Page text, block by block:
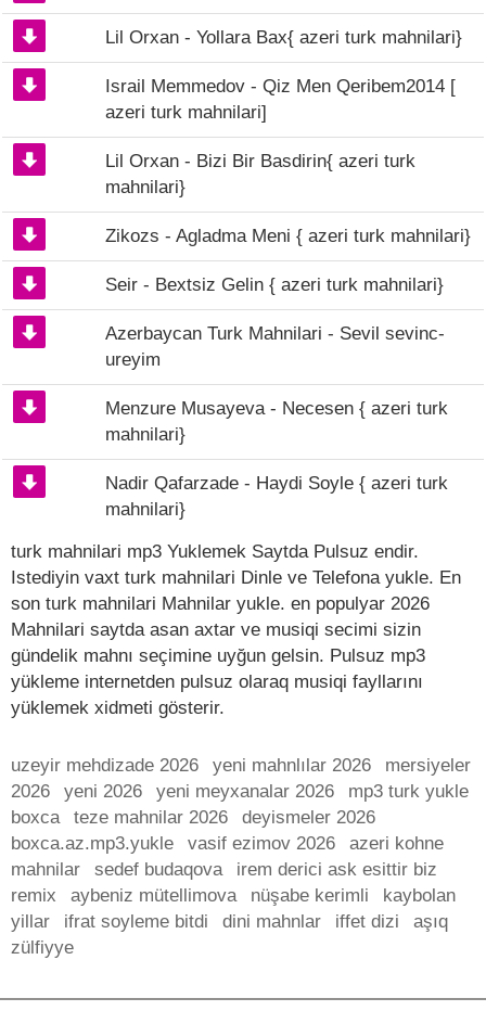
Lil Orxan - Yollara Bax{ azeri turk mahnilari}
Israil Memmedov - Qiz Men Qeribem2014 [
azeri turk mahnilari]
Lil Orxan - Bizi Bir Basdirin{ azeri turk
mahnilari}
Zikozs - Agladma Meni { azeri turk mahnilari}
Seir - Bextsiz Gelin { azeri turk mahnilari}
Azerbaycan Turk Mahnilari - Sevil sevinc-
ureyim
Menzure Musayeva - Necesen { azeri turk
mahnilari}
Nadir Qafarzade - Haydi Soyle { azeri turk
mahnilari}
turk mahnilari mp3 Yuklemek Saytda Pulsuz endir.
Istediyin vaxt turk mahnilari Dinle ve Telefona yukle. En
son turk mahnilari Mahnilar yukle. en populyar 2026
Mahnilari saytda asan axtar ve musiqi secimi sizin
gündelik mahnı seçimine uyğun gelsin. Pulsuz mp3
yükleme internetden pulsuz olaraq musiqi fayllarını
yüklemek xidmeti gösterir.
uzeyir mehdizade 2026 yeni mahnlılar 2026
mersiyeler
2026
yeni 2026 yeni meyxanalar 2026
mp3 turk yukle
boxca
teze mahnilar 2026
deyismeler 2026
boxca.az.mp3.yukle
vasif ezimov 2026
azeri kohne
mahnilar
sedef budaqova
irem derici ask esittir biz
remix
aybeniz mütellimova nüşabe kerimli
kaybolan
yillar
ifrat soyleme bitdi dini mahnlar iffet dizi
aşıq
zülfiyye